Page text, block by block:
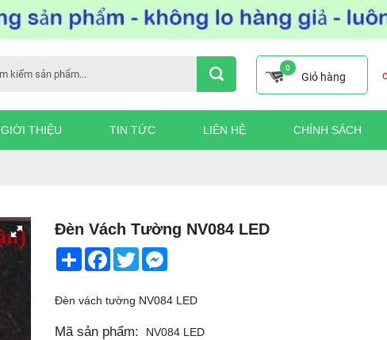
0
Giỏ hàng
GIỚI THIỆU TIN TỨC LIÊN HỆ CHÍNH SÁCH
Đèn Vách Tường NV084 LED
ShareFacebook
TwitterMessenger
Đèn vách tường NV084 LED
Mã sản phẩm: NV084 LED